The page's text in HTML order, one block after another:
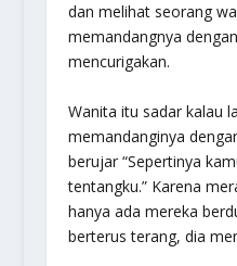
dan melihat seorang
memandangnya
mencurigakan.
Wanita itu sadar kalau
memandanginya
berujar “Sepertinya
tentangku.” Karena
hanya ada mereka
berterus terang, dia